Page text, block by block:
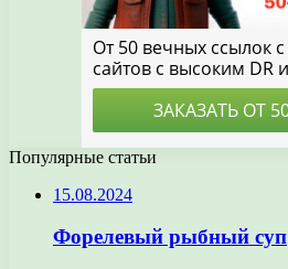
Популярные статьи
15.08.2024
Форелевый рыбный суп